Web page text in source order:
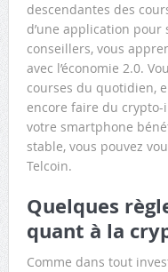
descendantes des
d’une application pour
conseillers, vous
avec l’économie 2.0.
courses du quotidien,
encore faire du crypto-
votre smartphone
stable, vous pouvez
Telcoin.
Quelques
quant à la
Comme dans tout